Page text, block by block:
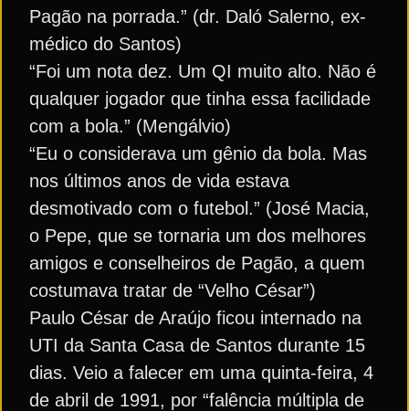
Pagão na porrada.” (dr. Daló Salerno, ex-
médico do Santos)
“Foi um nota dez. Um QI muito alto. Não é
qualquer jogador que tinha essa facilidade
com a bola.” (Mengálvio)
“Eu o considerava um gênio da bola. Mas
nos últimos anos de vida estava
desmotivado com o futebol.” (José Macia,
o Pepe, que se tornaria um dos melhores
amigos e conselheiros de Pagão, a quem
costumava tratar de “Velho César”)
Paulo César de Araújo ficou internado na
UTI da Santa Casa de Santos durante 15
dias. Veio a falecer em uma quinta-feira, 4
de abril de 1991, por “falência múltipla de